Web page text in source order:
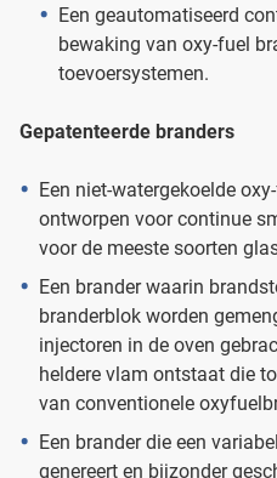
Een geautomatiseerd
bewaking van oxy-fuel
toevoersystemen.
Gepatenteerde branders
Een niet-watergekoelde
ontworpen voor continue
voor de meeste soorten
Een brander waarin
branderblok worden
injectoren in de oven
heldere vlam ontstaat die
van conventionele
Een brander die een
genereert en bijzonder